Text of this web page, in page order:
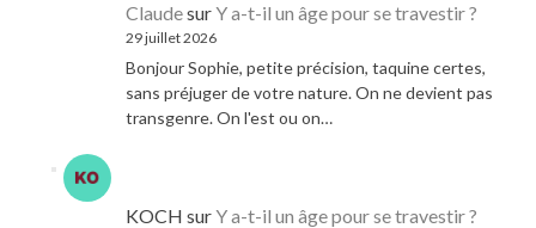
ClaudesurY a-t-il un âge pour se travestir ?
29 juillet 2026
Bonjour Sophie, petite précision, taquine certes,
sans préjuger de votre nature. On ne devient pas
transgenre. On l'est ou on…
KOCH surY a-t-il un âge pour se travestir ?